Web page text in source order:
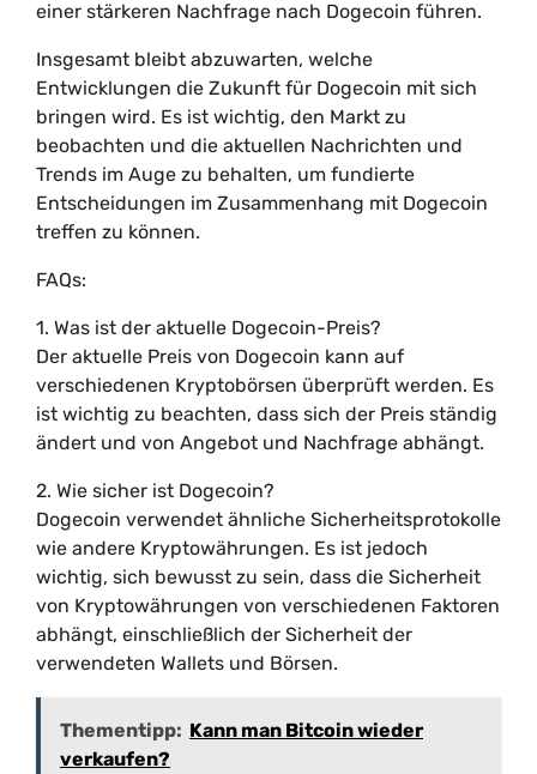
einer stärkeren Nachfrage nach Dogecoin führen.
Insgesamt bleibt abzuwarten, welche
Entwicklungen die Zukunft für Dogecoin mit sich
bringen wird. Es ist wichtig, den Markt zu
beobachten und die aktuellen Nachrichten und
Trends im Auge zu behalten, um fundierte
Entscheidungen im Zusammenhang mit Dogecoin
treffen zu können.
FAQs:
1. Was ist der aktuelle Dogecoin-Preis?
Der aktuelle Preis von Dogecoin kann auf
verschiedenen Kryptobörsen überprüft werden. Es
ist wichtig zu beachten, dass sich der Preis ständig
ändert und von Angebot und Nachfrage abhängt.
2. Wie sicher ist Dogecoin?
Dogecoin verwendet ähnliche Sicherheitsprotokolle
wie andere Kryptowährungen. Es ist jedoch
wichtig, sich bewusst zu sein, dass die Sicherheit
von Kryptowährungen von verschiedenen Faktoren
abhängt, einschließlich der Sicherheit der
verwendeten Wallets und Börsen.
Thementipp: Kann man Bitcoin wieder
verkaufen?